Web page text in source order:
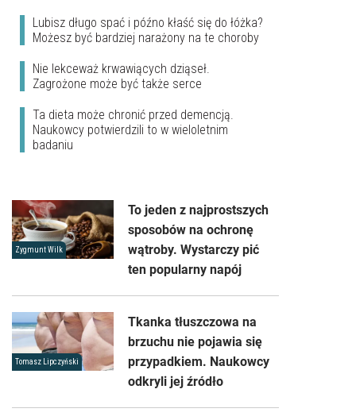
Lubisz długo spać i późno kłaść się do łóżka?
Możesz być bardziej narażony na te choroby
Nie lekceważ krwawiących dziąseł.
Zagrożone może być także serce
Ta dieta może chronić przed demencją.
Naukowcy potwierdzili to w wieloletnim
badaniu
Zygmunt Wilk
To jeden z najprostszych
sposobów na ochronę
wątroby. Wystarczy pić
ten popularny napój
Tomasz Lipczyński
Tkanka tłuszczowa na
brzuchu nie pojawia się
przypadkiem. Naukowcy
odkryli jej źródło